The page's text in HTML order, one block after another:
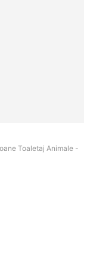
Toaletaj Animale -